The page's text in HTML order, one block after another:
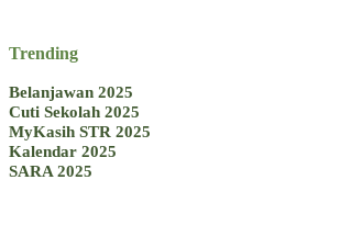
Trending
Belanjawan 2025
Cuti Sekolah 2025
MyKasih STR 2025
Kalendar 2025
SARA 2025